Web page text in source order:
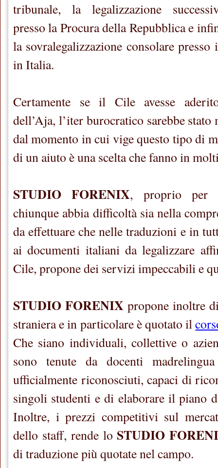
tribunale, la legalizzazione
presso la Procura della Repubblica e
la sovralegalizzazione consolare
in Italia.
Certamente se il Cile avesse
dell’Aja, l’iter burocratico sarebbe stato
dal momento in cui vige questo tipo di
di un aiuto è una scelta che fanno in
STUDIO FORENIX, proprio per
chiunque abbia difficoltà sia nella
da effettuare che nelle traduzioni e in
ai documenti italiani da legalizzare
Cile, propone dei servizi impeccabili e
STUDIO FORENIX propone inoltre
straniera e in particolare è quotato il
Che siano individuali, collettive o
sono tenute da docenti
ufficialmente riconosciuti, capaci di
singoli studenti e di elaborare il piano
Inoltre, i prezzi competitivi sul
dello staff, rende loSTUDIO
di traduzione più quotate nel campo.